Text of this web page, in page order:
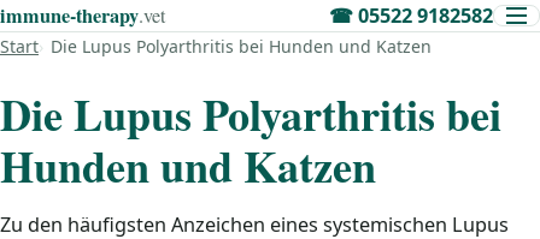
immune‑therapy.vet ☎05522 9182582
Start Die Lupus Polyarthritis bei Hunden und Katzen
Die Lupus Polyarthritis bei
Hunden und Katzen
Zu den häufigsten Anzeichen eines systemischen Lupus